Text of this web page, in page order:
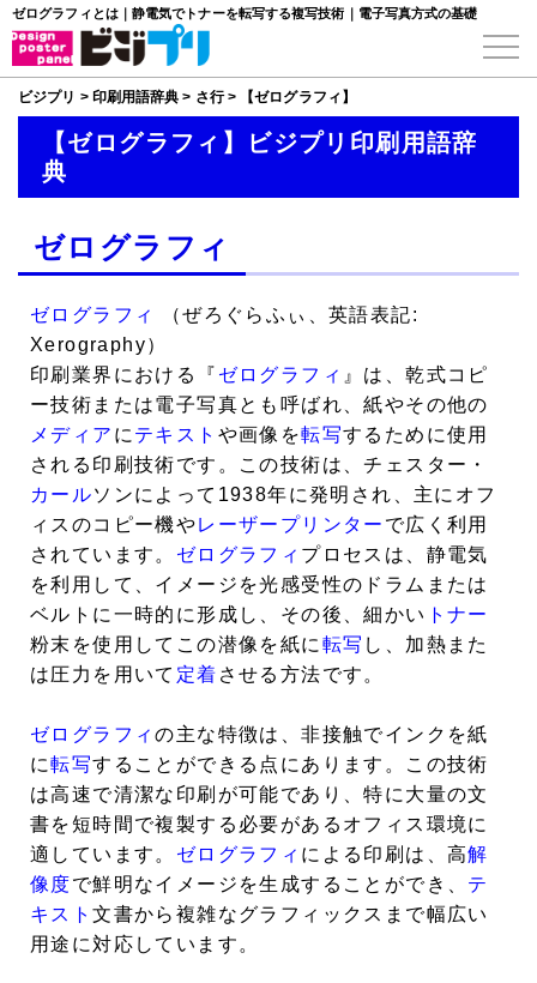
ゼログラフィとは｜静電気でトナーを転写する複写技術｜電子写真方式の基礎
ビジプリ > 印刷用語辞典 > さ行> 【ゼログラフィ】
【ゼログラフィ】ビジプリ印刷用語辞
典
ゼログラフィ
ゼログラフィ
（ぜろぐらふぃ、英語表記:
Xerography）
印刷業界における『 ゼログラフィ 』は、乾式コピ
ー技術または電子写真とも呼ばれ、紙やその他の
メディア に テキスト や画像を転写するために使用
される印刷技術です。この技術は、チェスター・
カールソンによって1938年に発明され、主にオフ
ィスのコピー機やレーザープリンター で広く利用
されています。 ゼログラフィ プロセスは、静電気
を利用して、イメージを光感受性のドラムまたは
ベルトに一時的に形成し、その後、細かい トナー
粉末を使用してこの潜像を紙に 転写 し、加熱また
は圧力を用いて 定着 させる方法です。
ゼログラフィの主な特徴は、非接触でインクを紙
に転写することができる点にあります。この技術
は高速で清潔な印刷が可能であり、特に大量の文
書を短時間で複製する必要があるオフィス環境に
適しています。 ゼログラフィ による印刷は、高解
像度で鮮明なイメージを生成することができ、 テ
キスト文書から複雑なグラフィックスまで幅広い
用途に対応しています。